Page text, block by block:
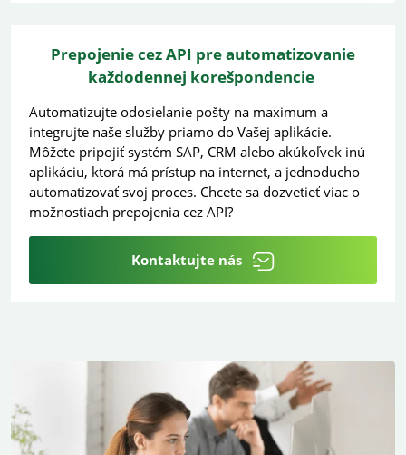
Prepojenie cez API pre automatizovanie
každodennej korešpondencie
Automatizujte odosielanie pošty na maximum a
integrujte naše služby priamo do Vašej aplikácie.
Môžete pripojiť systém SAP, CRM alebo akúkoľvek inú
aplikáciu, ktorá má prístup na internet, a jednoducho
automatizovať svoj proces. Chcete sa dozvetieť viac o
možnostiach prepojenia cez API?
Kontaktujte nás